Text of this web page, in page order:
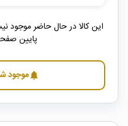
این کالا در حال حاضر موجود
پایین
notificationsموجود